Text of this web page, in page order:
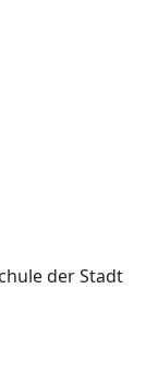
der Stadt